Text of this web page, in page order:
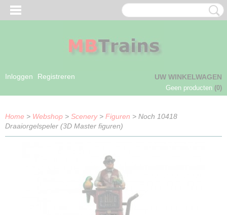
Inloggen Registreren UW WINKELWAGEN
Geen producten (0)
Home > Webshop > Scenery> Figuren > Noch 10418
Draaiorgelspeler (3D Master figuren)